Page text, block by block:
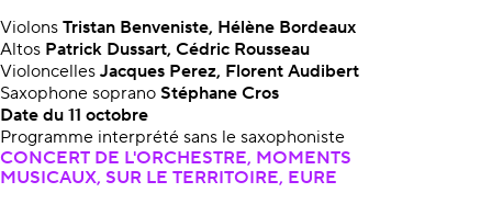
Violons Tristan Benveniste, Hélène Bordeaux
Altos Patrick Dussart, Cédric Rousseau
Violoncelles Jacques Perez, Florent Audibert
Saxophone soprano Stéphane Cros
Date du 11 octobre
Programme interprété sans le saxophoniste
CONCERT DE L'ORCHESTRE, MOMENTS
MUSICAUX, SUR LE TERRITOIRE, EURE